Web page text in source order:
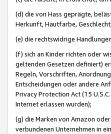
(d) die von Hass geprägte,
Herkunft, Hautfarbe,
(e) die rechtswidrige
(f) sich an Kinder richten oder
geltenden Gesetzen definiert)
Regeln, Vorschriften,
Entscheidungen oder andere
Privacy Protection Act (15
Internet erlassen wurden);
(g) die Marken von Amazon
verbundenen Unternehmen in